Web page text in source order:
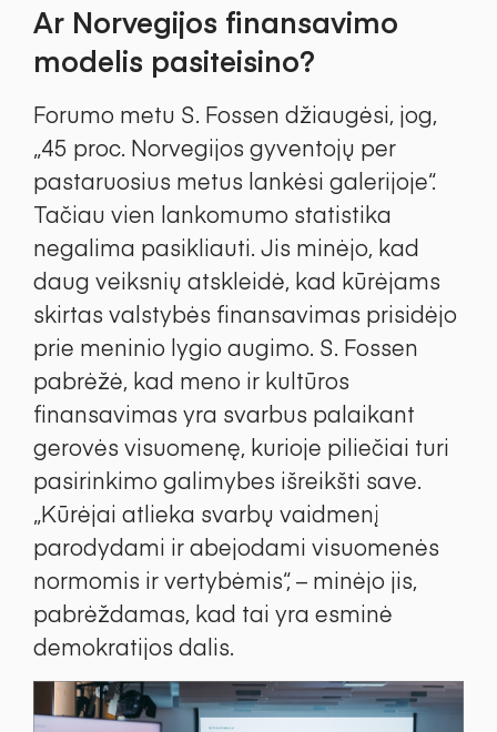
Ar Norvegijos finansavimo
modelis pasiteisino?
Forumo metu S. Fossen džiaugėsi, jog,
„45 proc. Norvegijos gyventojų per
pastaruosius metus lankėsi galerijoje“.
Tačiau vien lankomumo statistika
negalima pasikliauti. Jis minėjo, kad
daug veiksnių atskleidė, kad kūrėjams
skirtas valstybės finansavimas prisidėjo
prie meninio lygio augimo. S. Fossen
pabrėžė, kad meno ir kultūros
finansavimas yra svarbus palaikant
gerovės visuomenę, kurioje piliečiai turi
pasirinkimo galimybes išreikšti save.
„Kūrėjai atlieka svarbų vaidmenį
parodydami ir abejodami visuomenės
normomis ir vertybėmis“, – minėjo jis,
pabrėždamas, kad tai yra esminė
demokratijos dalis.